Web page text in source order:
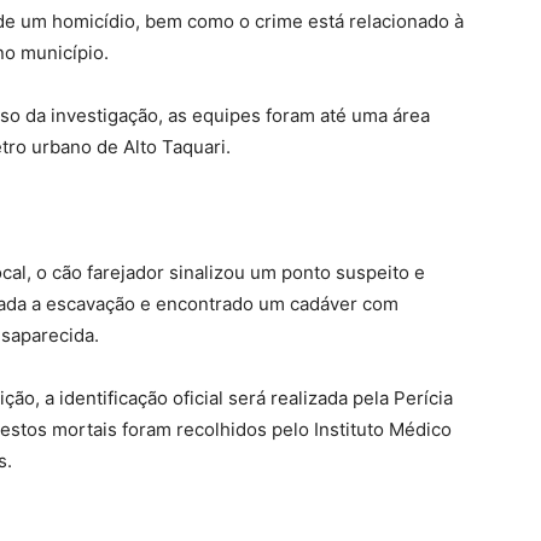
um homicídio, bem como o crime está relacionado à
município.
da investigação, as equipes foram até uma área
urbano de Alto Taquari.
o cão farejador sinalizou um ponto suspeito e
a escavação e encontrado um cadáver com
a identificação oficial será realizada pela Perícia
mortais foram recolhidos pelo Instituto Médico